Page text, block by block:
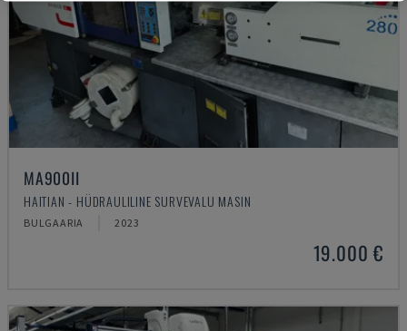
MA900ІІ
HAITIAN - HÜDRAULILINE SURVEVALU MASIN
BULGAARIA 2023
19.000 €